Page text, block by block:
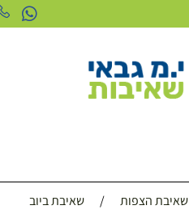
שאיבת הצפות / שאיבת ביוב